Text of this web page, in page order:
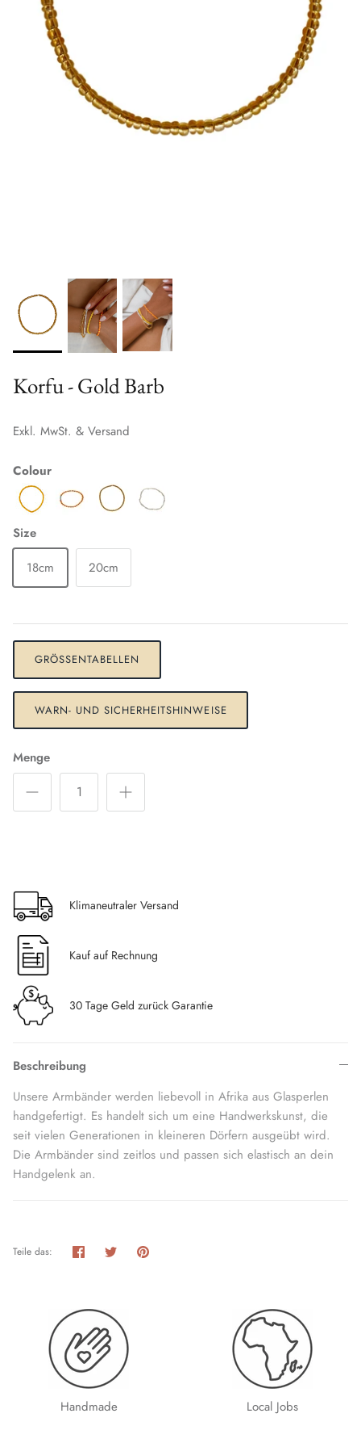
Korfu - Gold Barb
Exkl. MwSt. & Versand
Size
18cm
20cm
Colour
GRÖSSENTABELLEN
WARN- UND SICHERHEITSHINWEISE
Menge
Klimaneutraler Versand
Kauf auf Rechnung
30 Tage Geld zurück Garantie
Beschreibung
Unsere Armbänder werden liebevoll in Afrika aus Glasperlen
handgefertigt. Es handelt sich um eine Handwerkskunst, die
seit vielen Generationen in kleineren Dörfern ausgeübt wird.
Die Armbänder sind zeitlos und passen sich elastisch an dein
Handgelenk an.
Teile das: TeilenTwitternPinnen
Handmade Local Jobs